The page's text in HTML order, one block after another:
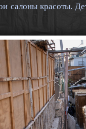
салоны красоты.